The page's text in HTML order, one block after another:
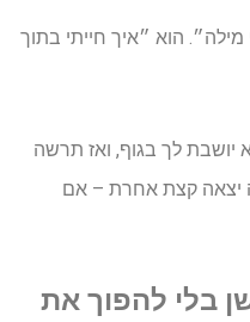
הוא ״איך חייתי בתוך
לך בגוף, ואז תרשה
יצאה קצת אחרת – אם
בלי להפוך את